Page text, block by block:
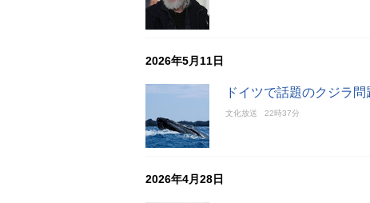
2026年5月11日
ドイツで話題のクジラ
文化放送 22時37分
2026年4月28日